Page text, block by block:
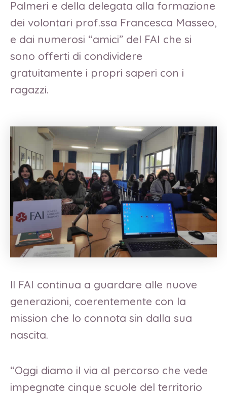
Palmeri e della delegata alla formazione
dei volontari prof.ssa Francesca Masseo,
e dai numerosi “amici” del FAI che si
sono offerti di condividere
gratuitamente i propri saperi con i
ragazzi.
ll FAI continua a guardare alle nuove
generazioni, coerentemente con la
mission che lo connota sin dalla sua
nascita.
“Oggi diamo il via al percorso che vede
impegnate cinque scuole del territorio